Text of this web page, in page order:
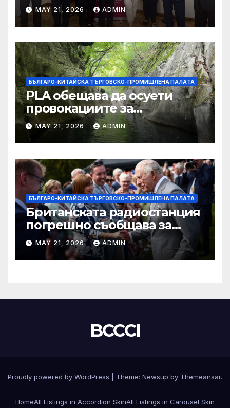
MAY 21, 2026 ADMIN
БЪЛГАРО-КИТАЙСКА ТЪРГОВСКО-ПРОМИШЛЕНА ПАЛAТА
PLA обещава да осуети
провокациите за
„независимост на Тайван“.
MAY 21, 2026 ADMIN
БЪЛГАРО-КИТАЙСКА ТЪРГОВСКО-ПРОМИШЛЕНА ПАЛAТА
Британската радиостанция
погрешно съобщава за
смъртта на крал Чарлз
MAY 21, 2026 ADMIN
BCCCI
Proudly powered by WordPress Theme: Newsup by Themeansar.
HomeAll Listings in Accordion SkinAll Listings in Carousel Skin